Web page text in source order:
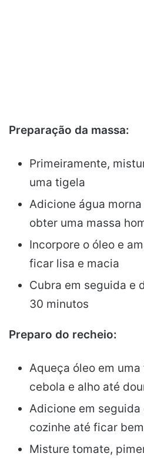
Preparação da massa:
Primeiramente,
uma tigela
Adicione água
obter uma massa
Incorpore o óleo e
ficar lisa e macia
Cubra em seguida e
30 minutos
Preparo do recheio:
Aqueça óleo em
cebola e alho até
Adicione em seguida
cozinhe até ficar
Misture tomate,